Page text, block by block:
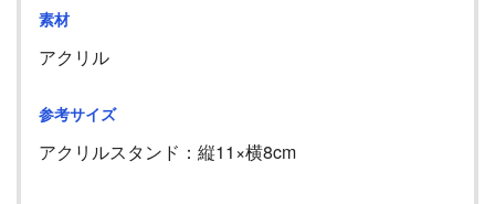
素材
アクリル
参考サイズ
アクリルスタンド：縦11 ×横8cm